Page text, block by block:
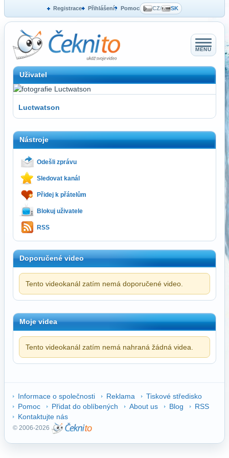
Registrace Přihlášení Pomoc CZ/ SK
MENU
Uživatel
Luctwatson
Nástroje
Odešli zprávu
Sledovat kanál
Přidej k přátelům
Blokuj uživatele
RSS
Doporučené video
Tento videokanál zatím nemá doporučené video.
Moje videa
Tento videokanál zatím nemá nahraná žádná videa.
Informace o společnosti Reklama
Tiskové středisko
Pomoc
Přidat do oblíbených About us Blog
RSS
Kontaktujte nás
© 2006-2026